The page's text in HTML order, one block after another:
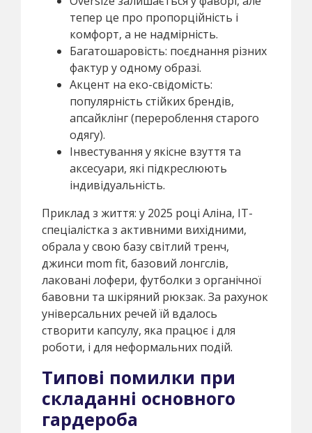
тепер це про пропорційність і
комфорт, а не надмірність.
Багатошаровість: поєднання різних
фактур у одному образі.
Акцент на еко-свідомість:
популярність стійких брендів,
апсайклінг (перероблення старого
одягу).
Інвестування у якісне взуття та
аксесуари, які підкреслюють
індивідуальність.
Приклад з життя: у 2025 році Аліна, IT-
спеціалістка з активними вихідними,
обрала у свою базу світлий тренч,
джинси mom fit, базовий лонгслів,
лаковані лофери, футболки з органічної
бавовни та шкіряний рюкзак. За рахунок
універсальних речей їй вдалось
створити капсулу, яка працює і для
роботи, і для неформальних подій.
Типові помилки при
складанні основного
гардероба